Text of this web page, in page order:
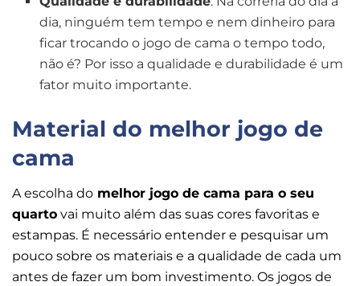
dia, ninguém tem tempo e nem dinheiro para
ficar trocando o jogo de cama o tempo todo,
não é? Por isso a qualidade e durabilidade é um
fator muito importante.
Material do melhor jogo de
cama
A escolha do melhor jogo de cama para o seu
quarto vai muito além das suas cores favoritas e
estampas. É necessário entender e pesquisar um
pouco sobre os materiais e a qualidade de cada um
antes de fazer um bom investimento. Os jogos de